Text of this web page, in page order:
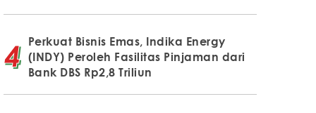
Perkuat Bisnis Emas, Indika Energy
(INDY) Peroleh Fasilitas Pinjaman dari
Bank DBS Rp2,8 Triliun